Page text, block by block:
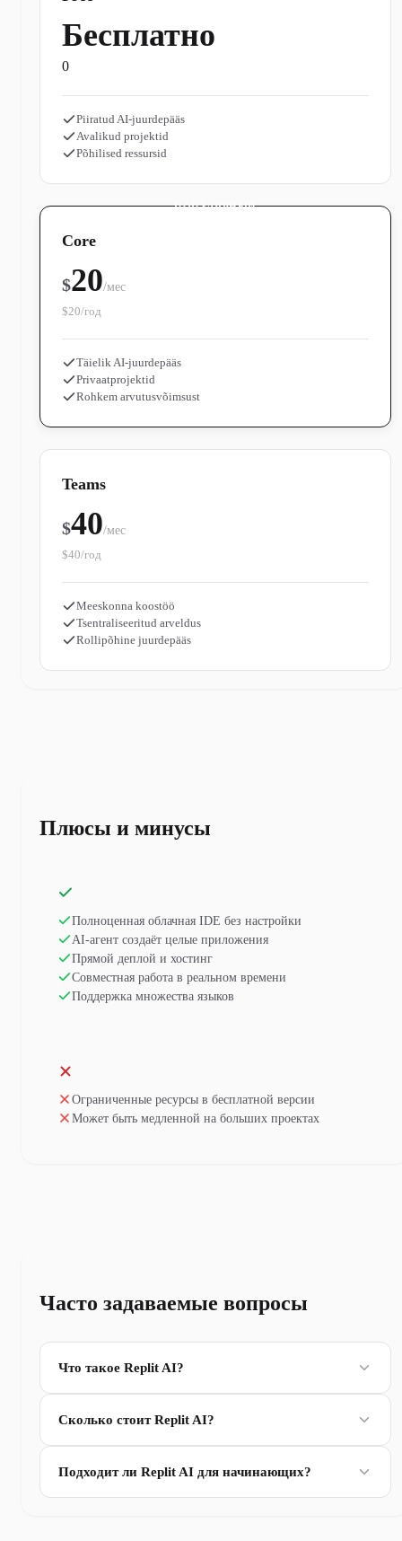
Бесплатно
0
Piiratud AI-juurdepääs
Avalikud projektid
Põhilised ressursid
ПОПУЛЯРНЫЙ
Core
$20/мес
$20/год
Täielik AI-juurdepääs
Privaatprojektid
Rohkem arvutusvõimsust
Teams
$40/мес
$40/год
Meeskonna koostöö
Tsentraliseeritud arveldus
Rollipõhine juurdepääs
Плюсы и минусы
Полноценная облачная IDE без настройки
AI-агент создаёт целые приложения
Прямой деплой и хостинг
Совместная работа в реальном времени
Поддержка множества языков
Ограниченные ресурсы в бесплатной версии
Может быть медленной на больших проектах
Часто задаваемые вопросы
Что такое Replit AI?
Сколько стоит Replit AI?
Подходит ли Replit AI для начинающих?